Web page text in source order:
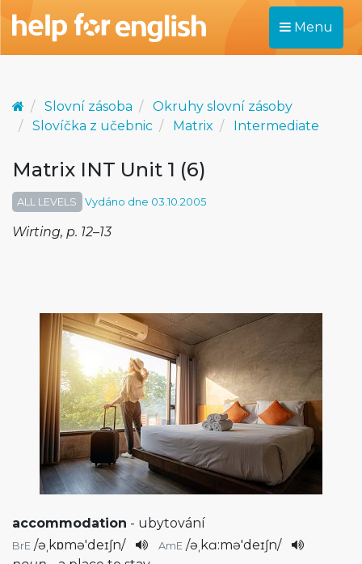
Menu
Slovní zásoba
Okruhy slovní zásoby
Slovíčka z učebnic
Matrix Intermediate
Matrix INT Unit 1 (6)
ALL LEVELS Vydáno dne 03.10.2005
Wirting, p. 12–13
accommodation - ubytování
BrE /əˌkɒmə'deɪʃn/ AmE /əˌkɑ:mə'deɪʃn/